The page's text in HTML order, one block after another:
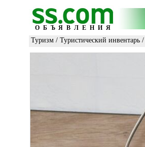
ОБЪЯВЛЕНИЯ
Туризм / Туристический инвентарь /